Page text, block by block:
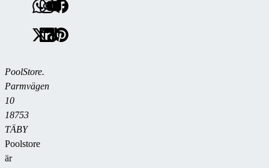
PoolStore.
Parmvägen
10
18753
TÄBY
Poolstore
är